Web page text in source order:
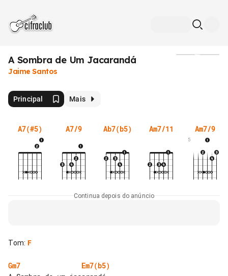
A Sombra de Um Jacarandá
Jaime Santos
Principal Mais
A7(#5) A7/9 Ab7(b5) Am7/11 Am7/9
5
Continua depois do anúncio
Tom: F
Gm7
Em7(b5)